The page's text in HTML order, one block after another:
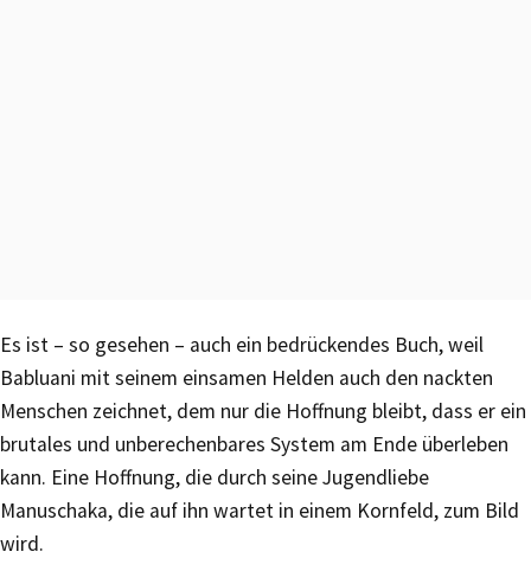
Es ist – so gesehen – auch ein bedrückendes Buch, weil
Babluani mit seinem einsamen Helden auch den nackten
Menschen zeichnet, dem nur die Hoffnung bleibt, dass er ein
brutales und unberechenbares System am Ende überleben
kann. Eine Hoffnung, die durch seine Jugendliebe
Manuschaka, die auf ihn wartet in einem Kornfeld, zum Bild
wird.